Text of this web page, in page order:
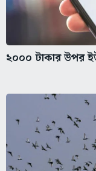
২০০০ টাকার উপর